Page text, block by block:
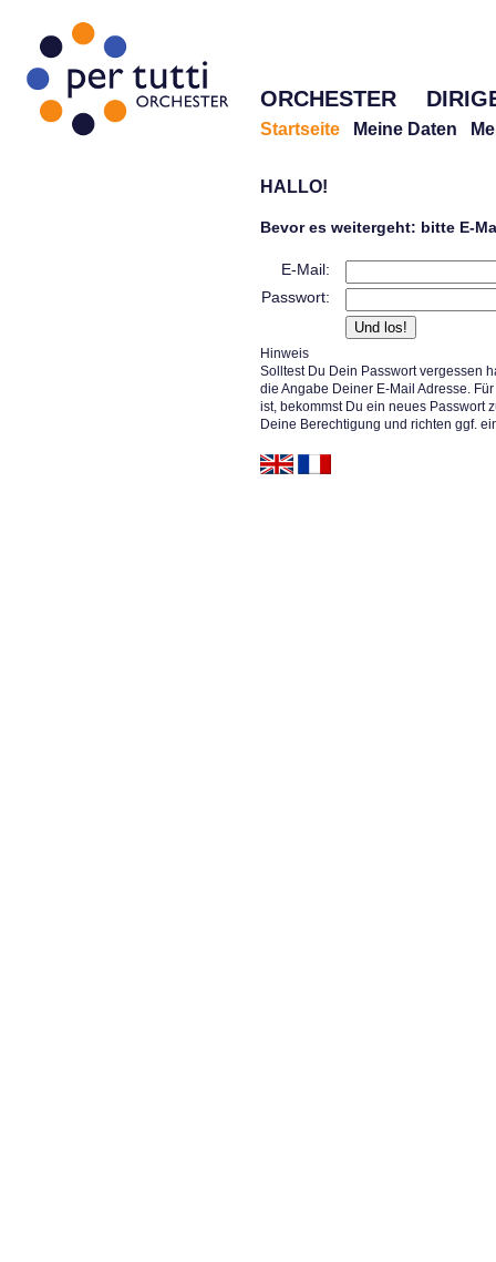
ORCHESTER
Startseite Meine Daten
HALLO!
Bevor es weitergeht: bitte E-
E-Mail:
Passwort:
Hinweis
Solltest Du Dein Passwort vergessen
die Angabe Deiner E-Mail Adresse.
ist, bekommst Du ein neues Passwort
Deine Berechtigung und richten ggf.